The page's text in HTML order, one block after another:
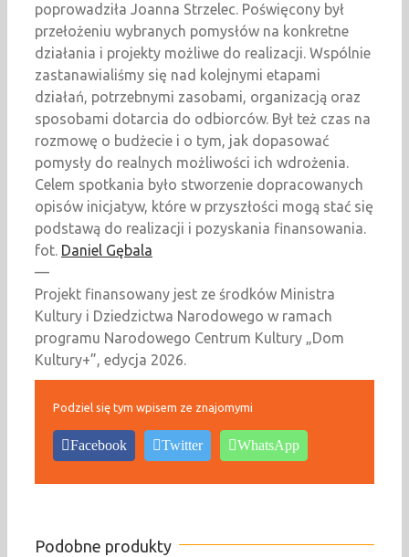
poprowadziła Joanna Strzelec. Poświęcony był
przełożeniu wybranych pomysłów na konkretne
działania i projekty możliwe do realizacji. Wspólnie
zastanawialiśmy się nad kolejnymi etapami
działań, potrzebnymi zasobami, organizacją oraz
sposobami dotarcia do odbiorców. Był też czas na
rozmowę o budżecie i o tym, jak dopasować
pomysły do realnych możliwości ich wdrożenia.
Celem spotkania było stworzenie dopracowanych
opisów inicjatyw, które w przyszłości mogą stać się
podstawą do realizacji i pozyskania finansowania.
fot. Daniel Gębala
—
Projekt finansowany jest ze środków Ministra
Kultury i Dziedzictwa Narodowego w ramach
programu Narodowego Centrum Kultury „Dom
Kultury+”, edycja 2026.
Podziel się tym wpisem ze znajomymi
Facebook Twitter WhatsApp
Podobne produkty